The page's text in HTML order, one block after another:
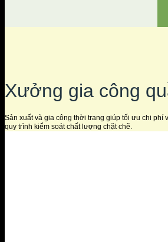
Xưởng gia công
Sản xuất và gia công thời trang giúp tối ưu chi phí
quy trình kiểm soát chất lượng chặt chẽ.